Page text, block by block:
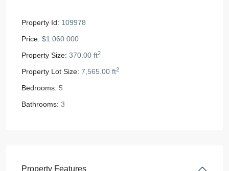
Property Id: 109978
Price: $1.060.000
Property Size: 370.00 ft2
Property Lot Size: 7,565.00 ft2
Bedrooms: 5
Bathrooms: 3
Property Features